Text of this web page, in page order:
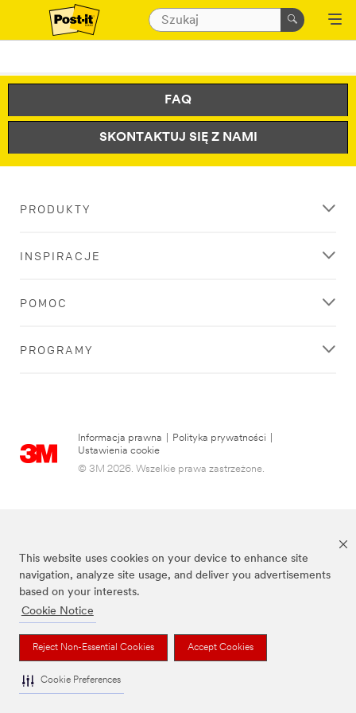
This website uses cookies on your device to enhance site
navigation, analyze site usage, and deliver you advertisements
based on your interests.
Cookie Notice
Reject Non-Essential Cookies Accept Cookies
Cookie Preferences
FAQ
SKONTAKTUJ SIĘ Z NAMI
PRODUKTY
INSPIRACJE
POMOC
PROGRAMY
Informacja prawna Polityka prywatności
Ustawienia cookie
© 3M 2026. Wszelkie prawa zastrzeżone.
3M, Post-it® oraz kolor Canary Yellow™ są znakami towarowymi firmy 3M.